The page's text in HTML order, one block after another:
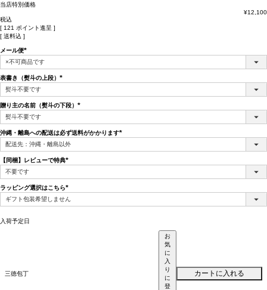
当店特別価格
¥12,100
税込
[ 121 ポイント進呈 ]
送料込
メール便
(必
須)
表書き（熨斗の上段）
贈り主の名前（熨斗の下段）
沖縄・離島への配送は必ず送料がかかります
【同梱】レビューで特典
ラッピング選択はこちら
(必
入荷予定日
三徳包丁
お
気
に
入
り
に
登
カートに入れる